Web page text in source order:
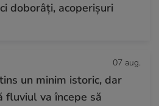
doborâți, acoperișuri
07 aug.
un minim istoric, dar
fluviul va începe să